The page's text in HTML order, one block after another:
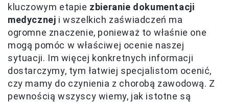
kluczowym etapie zbieranie dokumentacji
medycznej i wszelkich zaświadczeń ma
ogromne znaczenie, ponieważ to właśnie one
mogą pomóc w właściwej ocenie naszej
sytuacji. Im więcej konkretnych informacji
dostarczymy, tym łatwiej specjalistom ocenić,
czy mamy do czynienia z chorobą zawodową. Z
pewnością wszyscy wiemy, jak istotne są